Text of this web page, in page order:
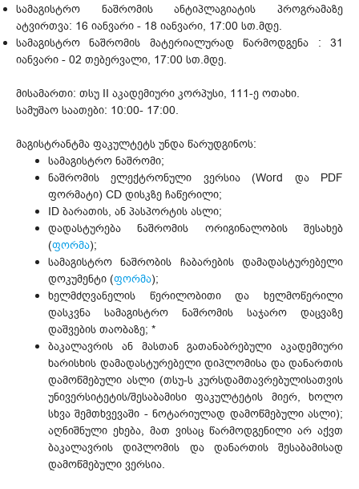
სამაგისტრო ნაშრომის ანტიპლაგიატის პროგრამაზე
ატვირთვა: 16 იანვარი - 18 იანვარი, 17:00 სთ.მდე.
სამაგისტრო ნაშრომის მატერიალურად წარმოდგენა : 31
იანვარი - 02 თებერვალი, 17:00 სთ.მდე.
მისამართი: თსუ II აკადემიური კორპუსი, 111-ე ოთახი.
სამუშაო საათები: 10:00- 17:00.
მაგისტრანტმა ფაკულტეტს უნდა წარუდგინოს:
სამაგისტრო ნაშრომი;
ნაშრომის ელექტრონული ვერსია (Word და PDF
ფორმატი) CD დისკზე ჩაწერილი;
ID ბარათის, ან პასპორტის ასლი;
დადასტურება ნაშრომის ორიგინალობის შესახებ
(ფორმა);
სამაგისტრო ნაშრობის ჩაბარების დამადასტურებელი
დოკუმენტი (ფორმა);
ხელმძღვანელის წერილობითი და ხელმოწერილი
დასკვნა სამაგისტრო ნაშრომის საჯარო დაცვაზე
დაშვების თაობაზე; *
ბაკალავრის ან მასთან გათანაბრებული აკადემიური
ხარისხის დამადასტურებელი დიპლომისა და დანართის
დამოწმებული ასლი (თსუ-ს კურსდამთავრებულისათვის
უნივერსიტეტის/შესაბამისი ფაკულტეტის მიერ, ხოლო
სხვა შემთხვევაში - ნოტარიულად დამოწმებული ასლი);
აღნიშნული ეხება, მათ ვისაც წარმოდგენილი არ აქვთ
ბაკალავრის დიპლომის და დანართის შესაბამისად
დამოწმებული ვერსია.